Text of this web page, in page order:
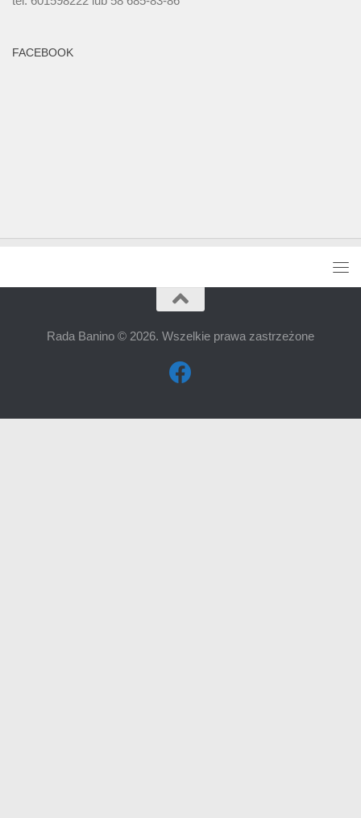
FACEBOOK
Rada Banino © 2026. Wszelkie prawa zastrzeżone